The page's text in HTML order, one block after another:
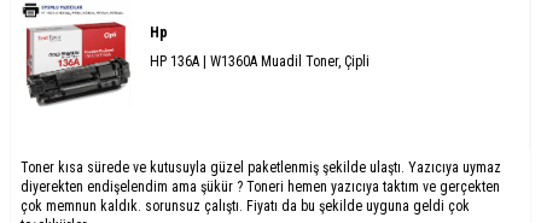
Hp
HP 136A | W1360A Muadil Toner, Çipli
Toner kısa sürede ve kutusuyla güzel paketlenmiş şekilde ulaştı. Yazıcıya uymaz
diyerekten endişelendim ama şükür ? Toneri hemen yazıcıya taktım ve gerçekten
çok memnun kaldık. sorunsuz çalıştı. Fiyatı da bu şekilde uyguna geldi çok